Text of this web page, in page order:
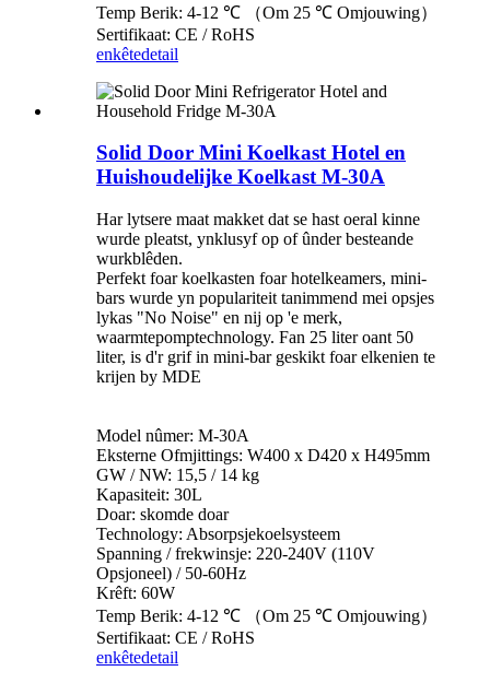
Temp Berik: 4-12 ℃ （Om 25 ℃ Omjouwing）
Sertifikaat: CE / RoHS
enkêtedetail
Solid Door Mini Koelkast Hotel en
Huishoudelijke Koelkast M-30A
Har lytsere maat makket dat se hast oeral kinne
wurde pleatst, ynklusyf op of ûnder besteande
wurkblêden.
Perfekt foar koelkasten foar hotelkeamers, mini-
bars wurde yn populariteit tanimmend mei opsjes
lykas "No Noise" en nij op 'e merk,
waarmtepomptechnology. Fan 25 liter oant 50
liter, is d'r grif in mini-bar geskikt foar elkenien te
krijen by MDE
Model nûmer: M-30A
Eksterne Ofmjittings: W400 x D420 x H495mm
GW / NW: 15,5 / 14 kg
Kapasiteit: 30L
Doar: skomde doar
Technology: Absorpsjekoelsysteem
Spanning / frekwinsje: 220-240V (110V
Opsjoneel) / 50-60Hz
Krêft: 60W
Temp Berik: 4-12 ℃ （Om 25 ℃ Omjouwing）
Sertifikaat: CE / RoHS
enkêtedetail